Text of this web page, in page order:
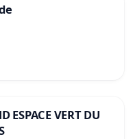
ESPACE VERT DU